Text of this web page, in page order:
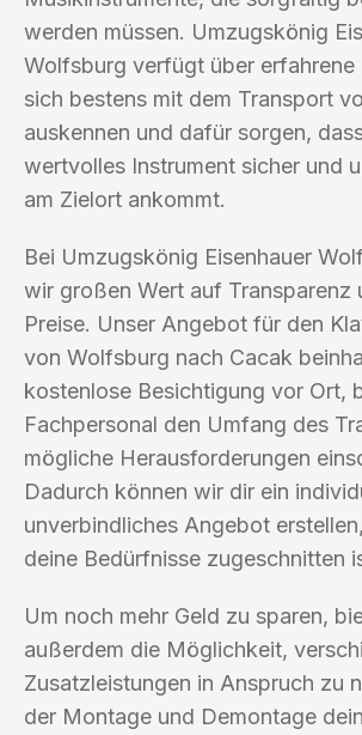
werden müssen. Umzugskönig
Wolfsburg verfügt über erfahrene
sich bestens mit dem Transport
auskennen und dafür sorgen,
wertvolles Instrument sicher und
am Zielort ankommt.
Bei Umzugskönig Eisenhauer
wir großen Wert auf Transparenz
Preise. Unser Angebot für den
von Wolfsburg nach Cacak
kostenlose Besichtigung vor Ort,
Fachpersonal den Umfang des
mögliche Herausforderungen
Dadurch können wir dir ein
unverbindliches Angebot
deine Bedürfnisse zugeschnitten
Um noch mehr Geld zu sparen,
außerdem die Möglichkeit,
Zusatzleistungen in Anspruch zu
der Montage und Demontage